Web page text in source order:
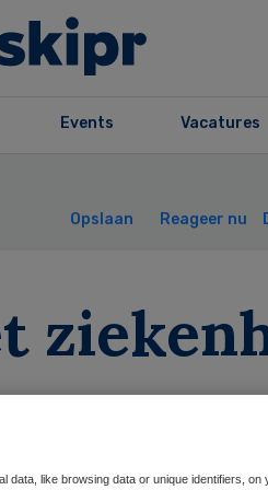
Events Vacatures
Opslaan Reageer nu
data, like browsing data or unique identifiers, on